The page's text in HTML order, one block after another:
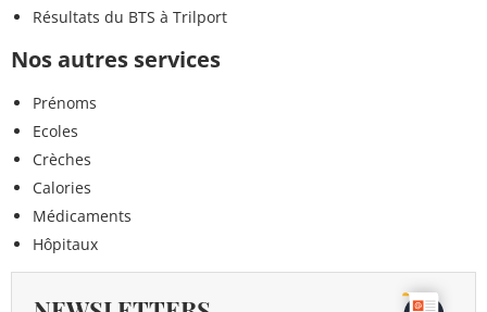
Résultats du BTS à Trilport
Nos autres services
Prénoms
Ecoles
Crèches
Calories
Médicaments
Hôpitaux